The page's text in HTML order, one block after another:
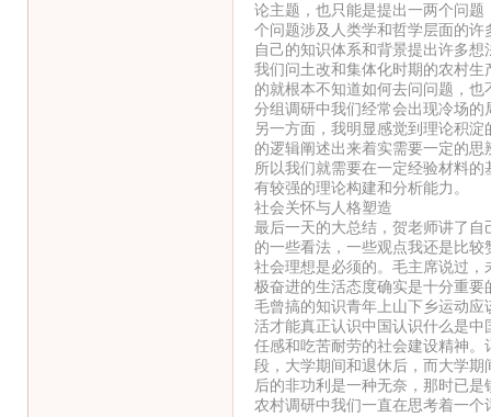
论主题，也只能是提出一两个问
个问题涉及人类学和哲学层面的
自己的知识体系和背景提出许多
我们问土改和集体化时期的农村
的就根本不知道如何去问问题，
分组调研中我们经常会出现冷场的
另一方面，我明显感觉到理论积
的逻辑阐述出来着实需要一定的
所以我们就需要在一定经验材料
有较强的理论构建和分析能力。
社会关怀与人格塑造
最后一天的大总结，贺老师讲了
的一些看法，一些观点我还是比
社会理想是必须的。毛主席说过
极奋进的生活态度确实是十分重
毛曾搞的知识青年上山下乡运动
活才能真正认识中国认识什么是
任感和吃苦耐劳的社会建设精神
段，大学期间和退休后，而大学
后的非功利是一种无奈，那时已
农村调研中我们一直在思考着一